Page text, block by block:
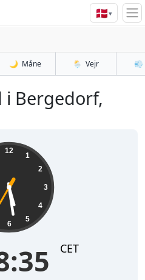
🇩🇰▾
🌙 Måne 🌦️ Vejr 💨
Bergedorf,
12
1
2
3
4
5
6
CET